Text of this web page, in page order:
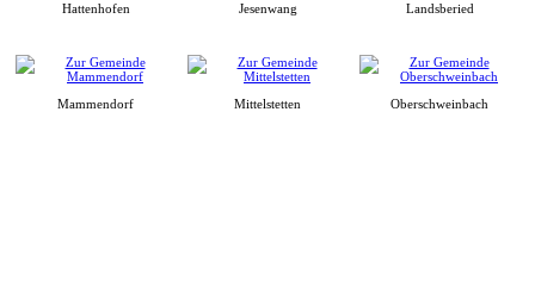
Hattenhofen Jesenwang Landsberied
Mammendorf Mittelstetten Oberschweinbach